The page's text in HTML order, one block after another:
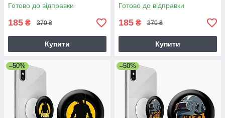
Готово до відправки
185 ₴ 370 ₴
Купити
Готово до відправки
185 ₴ 370 ₴
Купити
–50% –50%